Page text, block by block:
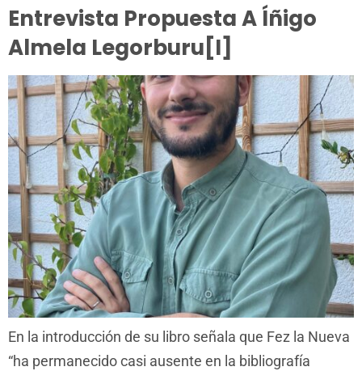
Entrevista Propuesta A Íñigo
Almela Legorburu[i]
En la introducción de su libro señala que Fez la Nueva
“ha permanecido casi ausente en la bibliografía